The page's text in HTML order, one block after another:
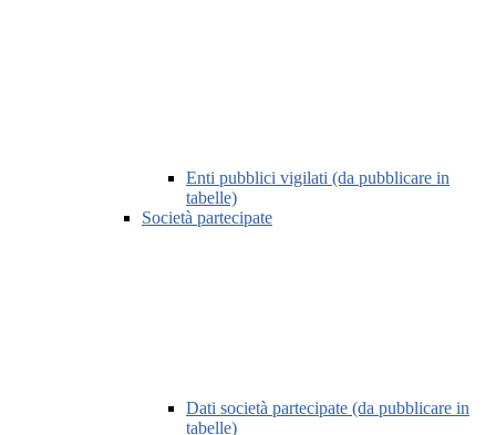
Enti pubblici vigilati (da pubblicare in
tabelle)
Società partecipate
Dati società partecipate (da pubblicare in
tabelle)